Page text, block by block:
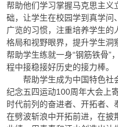
帮助他们学习掌握马克思主义
础，让学生在校园学到真学问
广览的习惯，注重培养学生的
格局和视野眼界，提升学生洞
帮助学生练就一身“钢筋铁骨”
程中接稳接好历史的接力棒。
帮助学生成为中国特色社
纪念五四运动100周年大会上
时代前列的奋进者、开拓者、
在劈波斩浪中开拓前进，在披